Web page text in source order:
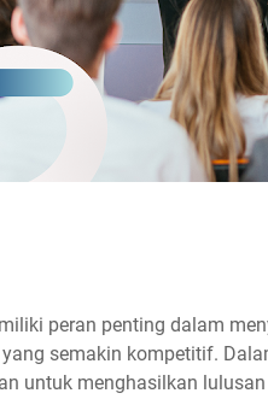
peran penting dalam
semakin kompetitif.
untuk menghasilkan